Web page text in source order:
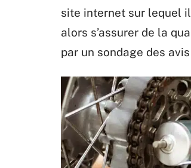
site internet sur lequel
alors s’assurer de la
par un sondage des